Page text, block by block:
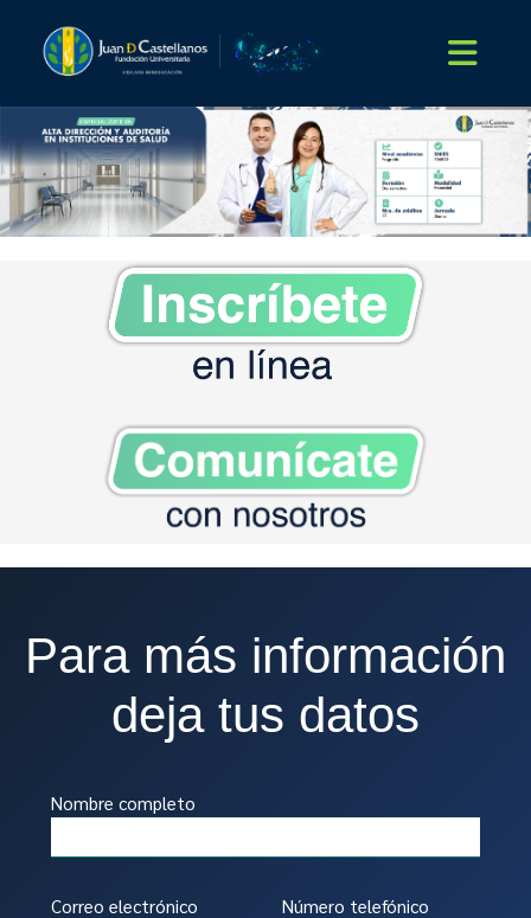
Para más información
deja tus datos
Nombre completo
Correo electrónico Número telefónico